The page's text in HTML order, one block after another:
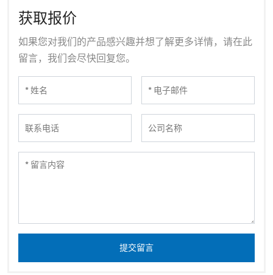
获取报价
如果您对我们的产品感兴趣并想了解更多详情，请在此
留言，我们会尽快回复您。
提交留言